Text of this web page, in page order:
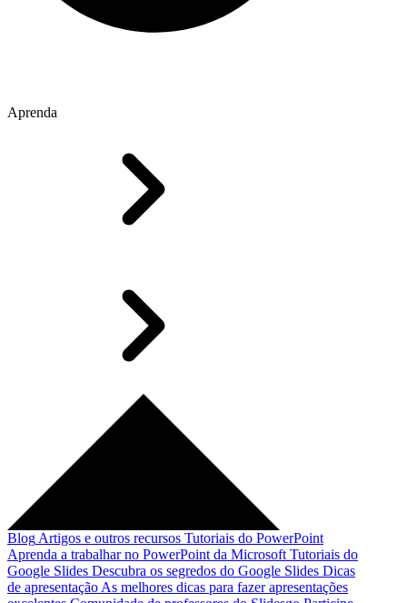
Aprenda
Blog Artigos e outros recursos Tutoriais do PowerPoint
Aprenda a trabalhar no PowerPoint da Microsoft Tutoriais do
Google Slides Descubra os segredos do Google Slides Dicas
de apresentação As melhores dicas para fazer apresentações